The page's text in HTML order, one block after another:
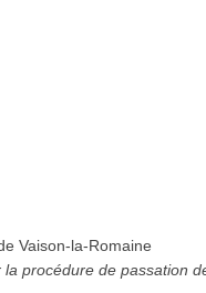
Vaison-la-Romaine
procédure de passation